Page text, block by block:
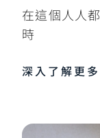
在這個人人
時
深入了解更